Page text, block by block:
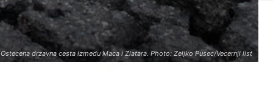
drzavna cesta izmedu Maca i Zlatara. Photo: Zeljko Pusec/Vecernji list